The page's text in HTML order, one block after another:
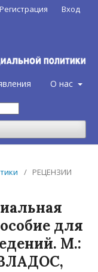
О нас
Регистрация Вход
/ РЕЦЕНЗИИ
для
М.: